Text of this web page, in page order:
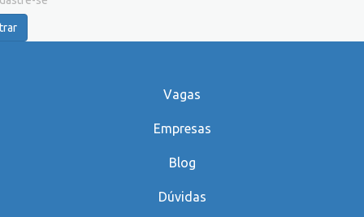
Vagas
Empresas
Blog
Dúvidas